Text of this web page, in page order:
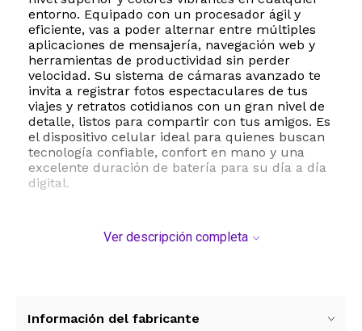
entorno. Equipado con un procesador ágil y
eficiente, vas a poder alternar entre múltiples
aplicaciones de mensajería, navegación web y
herramientas de productividad sin perder
velocidad. Su sistema de cámaras avanzado te
invita a registrar fotos espectaculares de tus
viajes y retratos cotidianos con un gran nivel de
detalle, listos para compartir con tus amigos. Es
el dispositivo celular ideal para quienes buscan
tecnología confiable, confort en mano y una
excelente duración de batería para su día a día
digital.
Ver descripción completa
Información del fabricante